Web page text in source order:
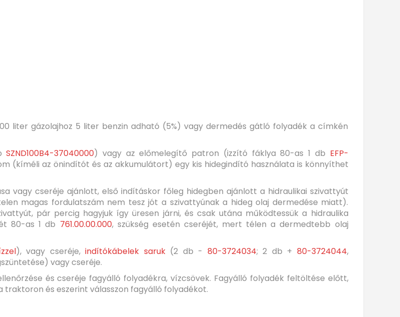
liter gázolajhoz 5 liter benzin adható (5%) vagy dermedés gátló folyadék a címkén
SZND100B4-37040000) vagy az előmelegítő patron (izzító fáklya 80-as 1 db EFP-
(kíméli az önindítót és az akkumulátort) egy kis hidegindító használata is könnyíthet
vagy cseréje ajánlott, első indításkor főleg hidegben ajánlott a hidraulikai szivattyút
magas fordulatszám nem tesz jót a szivattyúnak a hideg olaj dermedése miatt).
pár percig hagyjuk így üresen járni, és csak utána működtessük a hidraulika
80-as 1 db 761.00.00.000, szükség esetén cseréjét, mert télen a dermedtebb olaj
), vagy cseréje,indítókábelek saruk(2 db - 80-3724034; 2 db + 80-3724044,
vagy cseréje.
és cseréje fagyálló folyadékra, vízcsövek. Fagyálló folyadék feltöltése előtt,
traktoron és eszerint válasszon fagyálló folyadékot.